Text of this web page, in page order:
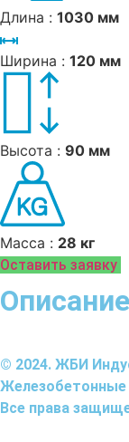
Длина : 1030 мм
Ширина : 120 мм
Высота : 90 мм
Масса : 28 кг
Оставить заявку
© 2024. ЖБИ
Железобетонные
Все права